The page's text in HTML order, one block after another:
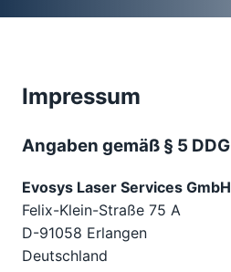
Impressum
Angaben gemäß § 5 DDG
Evosys Laser Services GmbH
Felix-Klein-Straße 75 A
D-91058 Erlangen
Deutschland